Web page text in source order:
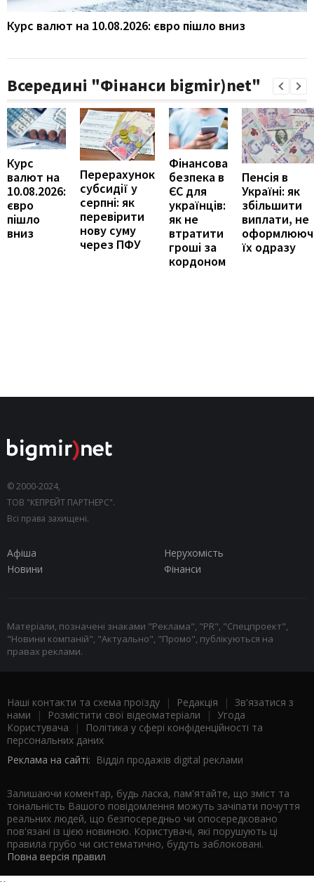
Курс валют на 10.08.2026: євро пішло вниз
Всередині "Фінанси bigmir)net"
Курс
валют на
10.08.2026:
євро
пішло
вниз
Перерахунок
субсидії у
серпні: як
перевірити
нову суму
через ПФУ
Фінансова
безпека в
ЄС для
українців:
як не
втратити
гроші за
кордоном
Пенсія в
Україні: як
збільшити
виплати, не
їх одразу
© 2000-2024,
ТОВ "КЕПРЕЙТ ПАРТНЕРС".
Всі права захищені.
Афіша
Нерухомість
Новини
Фінанси
Матеріали, позначені знаками "Реклама", "PR", "Спецпроект",
"Новини компаній", "Актуально", "Промо", публікуються на
правах реклами.
Наші контакти та схема проїзду | Редакція | Зв'язатися з
нами | Розмістити свої відеоматеріали | Угода
Користувача |
Політика у сфері конфіденційності та
персональних даних
Реклама на сайті: Відділ продажів digital реклами
Залишаючи коментар, будь ласка, пам'ятайте, що зміст та
тональність Вашого повідомлення можуть зачіпати почуття
реальних людей, що безпосередньо чи опосередковано
пов'язані із цією новиною. Користувачі, які порушують ці
правила грубо чи систематично, будуть заблоковані.
Повна версія правил